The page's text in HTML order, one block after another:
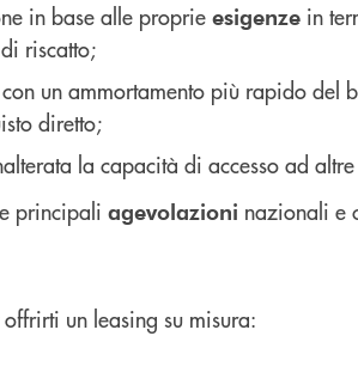
in base alle proprie esigenze in
riscatto;
un ammortamento più rapido del
diretto;
la capacità di accesso ad
principali agevolazioni nazionali e
un leasing su misura: